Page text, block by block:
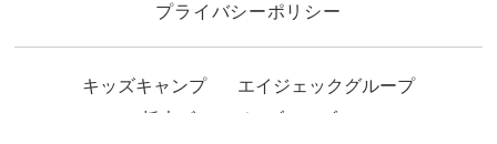
プライバシーポリシー
キッズキャンプ
エイジェックグループ
栃木ゴールデンブレーブス